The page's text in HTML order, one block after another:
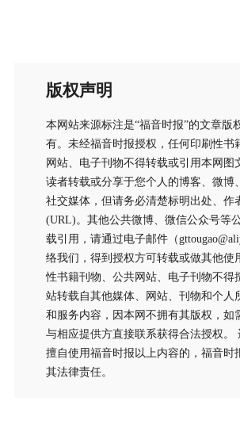
版权声明
本网站来源标注是“福音时报”的文章版
有。未经福音时报授权，任何印刷性书
网站、电子刊物不得转载或引用本网图
读者转载或分享于您个人的博客、微博
社交媒体，但请务必清楚标明出处、作
(URL)。其他公共微博、微信公众号等
载引用，请通过电子邮件（
络我们，得到授权方可转载或做其他使
性书籍刊物、公共网站、电子刊物不得
站转载自其他媒体、网站、刊物和个人
和服务内容，因本网不拥有其版权，如
与相应提供方直接联系获得合法授权。
擅自使用福音时报以上内容的，福音时
其法律责任。